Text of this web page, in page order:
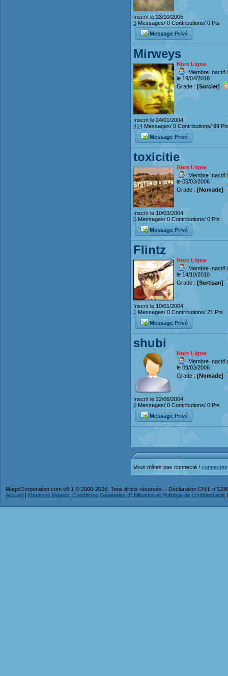
Inscrit le 23/10/2005
3 Messages/ 0 Contributions/ 0 Pts
Message Privé
Mirweys
Hors Ligne
Membre Inactif
le 19/04/2018
Grade : [Sorcier]
Inscrit le 24/01/2004
414 Messages/ 0 Contributions/ 99
Message Privé
toxicitie
Hors Ligne
Membre Inactif
le 05/03/2006
Grade : [Nomade]
Inscrit le 10/03/2004
0 Messages/ 0 Contributions/ 0 Pts
Message Privé
Flintz
Hors Ligne
Membre Inactif
le 14/10/2010
Grade : [Sortisan]
Inscrit le 10/01/2004
1 Messages/ 0 Contributions/ 21 Pts
Message Privé
shubi
Hors Ligne
Membre Inactif
le 09/03/2006
Grade : [Nomade]
Inscrit le 22/06/2004
0 Messages/ 0 Contributions/ 0 Pts
Message Privé
Vous n'êtes pas connecté !
MagicCorporation.com v6.1 © 2000-2026. Tous droits réservés. - Déclaration CNIL
Accueil | Mentions légales, Conditions Générales d'Utilisation et Politique de confidentialité